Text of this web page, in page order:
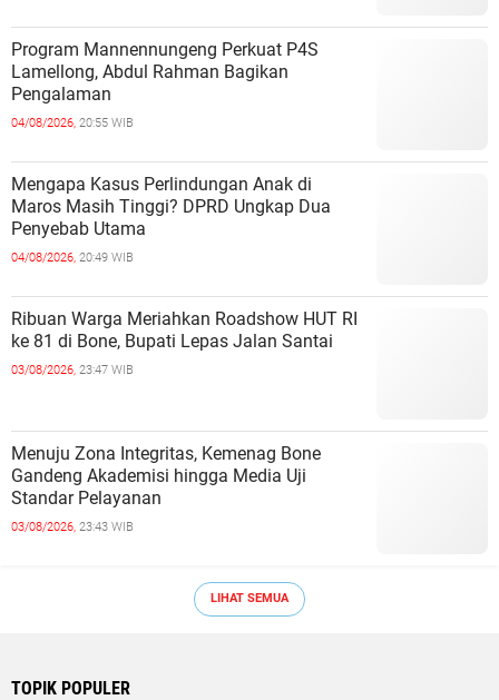
Program Mannennungeng Perkuat P4S
Lamellong, Abdul Rahman Bagikan
Pengalaman
04/08/2026, 20:55 WIB
Mengapa Kasus Perlindungan Anak di
Maros Masih Tinggi? DPRD Ungkap Dua
Penyebab Utama
04/08/2026, 20:49 WIB
Ribuan Warga Meriahkan Roadshow HUT RI
ke 81 di Bone, Bupati Lepas Jalan Santai
03/08/2026, 23:47 WIB
Menuju Zona Integritas, Kemenag Bone
Gandeng Akademisi hingga Media Uji
Standar Pelayanan
03/08/2026, 23:43 WIB
LIHAT SEMUA
TOPIK POPULER